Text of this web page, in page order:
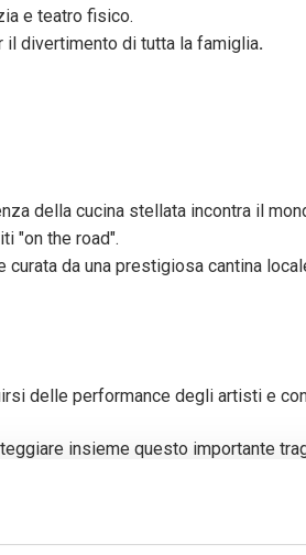
e teatro fisico.
il divertimento di tutta la famiglia.
della cucina stellata incontra il
"on the road".
da una prestigiosa cantina
delle performance degli artisti e
insieme questo importante
Bonometti Centrocaravan: